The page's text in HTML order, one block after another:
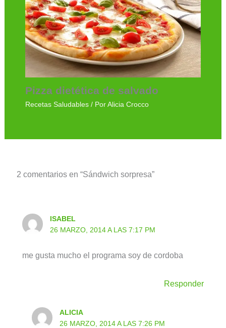
Pizza dietética de salvado
Recetas Saludables/ Por Alicia Crocco
2 comentarios en “Sándwich sorpresa”
ISABEL
26 MARZO, 2014 A LAS 7:17 PM
me gusta mucho el programa soy de cordoba
Responder
ALICIA
26 MARZO, 2014 A LAS 7:26 PM